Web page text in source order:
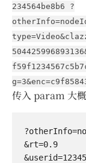
234564be8b6 ?
传入 param 大概
&rt=0.9